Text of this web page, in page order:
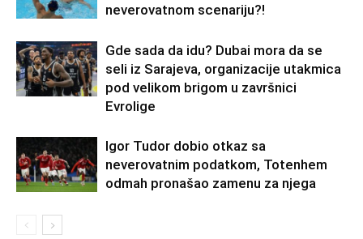
neverovatnom scenariju?!
Gde sada da idu? Dubai mora da se
seli iz Sarajeva, organizacije utakmica
pod velikom brigom u završnici
Evrolige
Igor Tudor dobio otkaz sa
neverovatnim podatkom, Totenhem
odmah pronašao zamenu za njega